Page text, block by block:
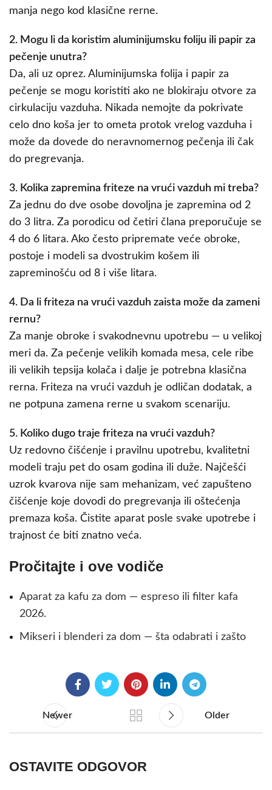
manja nego kod klasične rerne.
2. Mogu li da koristim aluminijumsku foliju ili papir za
pečenje unutra?
Da, ali uz oprez. Aluminijumska folija i papir za
pečenje se mogu koristiti ako ne blokiraju otvore za
cirkulaciju vazduha. Nikada nemojte da pokrivate
celo dno koša jer to ometa protok vrelog vazduha i
može da dovede do neravnomernog pečenja ili čak
do pregrevanja.
3. Kolika zapremina friteze na vrući vazduh mi treba?
Za jednu do dve osobe dovoljna je zapremina od 2
do 3 litra. Za porodicu od četiri člana preporučuje se
4 do 6 litara. Ako često pripremate veće obroke,
postoje i modeli sa dvostrukim košem ili
zapreminošću od 8 i više litara.
4. Da li friteza na vrući vazduh zaista može da zameni
rernu?
Za manje obroke i svakodnevnu upotrebu — u velikoj
meri da. Za pečenje velikih komada mesa, cele ribe
ili velikih tepsija kolača i dalje je potrebna klasična
rerna. Friteza na vrući vazduh je odličan dodatak, a
ne potpuna zamena rerne u svakom scenariju.
5. Koliko dugo traje friteza na vrući vazduh?
Uz redovno čišćenje i pravilnu upotrebu, kvalitetni
modeli traju pet do osam godina ili duže. Najčešći
uzrok kvarova nije sam mehanizam, već zapušteno
čišćenje koje dovodi do pregrevanja ili oštećenja
premaza koša. Čistite aparat posle svake upotrebe i
trajnost će biti znatno veća.
Pročitajte i ove vodiče
Aparat za kafu za dom — espreso ili filter kafa
2026.
Mikseri i blenderi za dom — šta odabrati i zašto
Newer Older
OSTAVITE ODGOVOR